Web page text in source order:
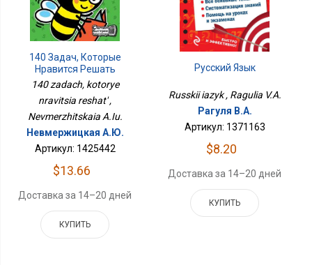
140 Задач, Которые
Нравится Решать
140 zadach, kotorye
nravitsia reshat' ,
Nevmerzhitskaia A.Iu.
Невмержицкая А.Ю.
Артикул: 1425442
$13.66
Доставка за 14–20 дней
КУПИТЬ
Русский Язык
Russkii iazyk , Ragulia V.A.
Рагуля В.А.
Артикул: 1371163
$8.20
Доставка за 14–20 дней
КУПИТЬ